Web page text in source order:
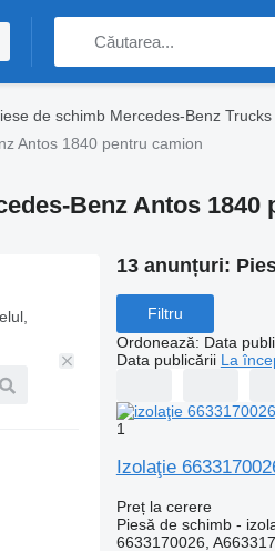
de schimb Mercedes-Benz Trucks
Antos 1840 pentru camion
Benz Antos 1840
13 anunțuri:
Filtru
Ordonează: Data
Data publicării La
1
Izolaţie
Preț la cerere
Piesă de schimb -
6633170026,